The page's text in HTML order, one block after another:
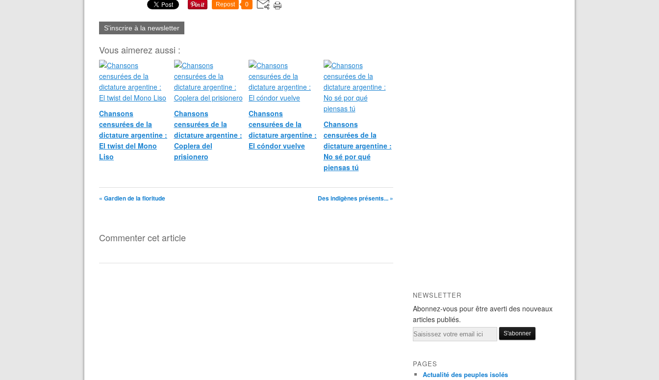
Repost 0
S'inscrire à la newsletter
Vous aimerez aussi :
Chansons
censurées de la
dictature argentine :
El twist del Mono
Liso
Chansons
censurées de la
dictature argentine :
Coplera del
prisionero
Chansons
censurées de la
dictature argentine :
El cóndor vuelve
Chansons
censurées de la
dictature argentine :
No sé por qué
piensas tú
« Gardien de la floritude Des indigènes présents... »
Commenter cet article
NEWSLETTER
Abonnez-vous pour être averti des nouveaux
articles publiés.
Email
PAGES
Actualité des peuples isolés